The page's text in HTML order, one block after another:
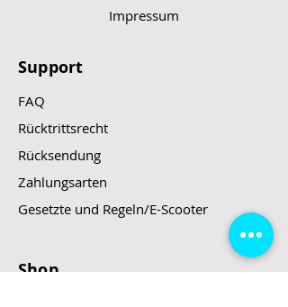
Impressum
Support
FAQ
Rücktrittsrecht
Rücksendung
Zahlungsarten
Gesetzte und Regeln/E-Scooter
Shop